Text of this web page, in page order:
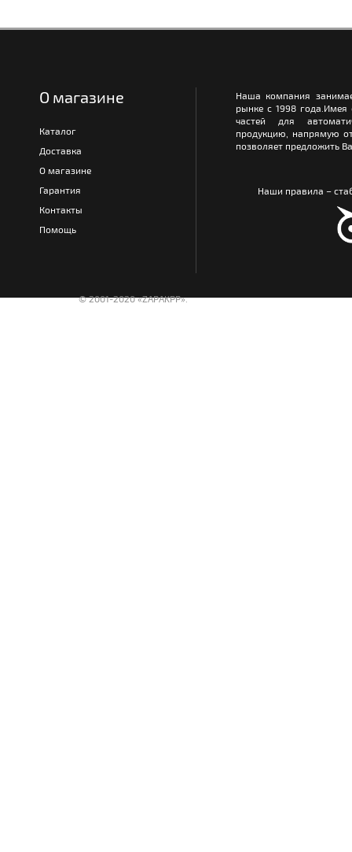
О магазине
Каталог
Доставка
О магазине
Гарантия
Контакты
Помощь
Наша компания
рынке с 1998
частей для
продукцию, напрямую
позволяет предложить
Наши правила –
© 2001-2020 «ZAPAKPP».